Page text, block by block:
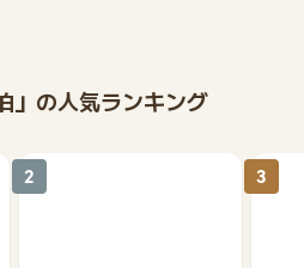
」の人気ランキング
2 3